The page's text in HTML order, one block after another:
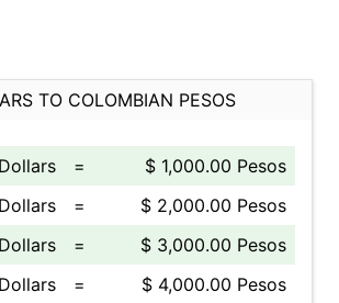
TO COLOMBIAN PESOS
=
$ 1,000.00 Pesos
=
$ 2,000.00 Pesos
=
$ 3,000.00 Pesos
=
$ 4,000.00 Pesos